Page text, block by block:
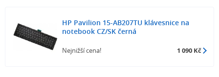
HP Pavilion 15-AB207TU klávesnice na
notebook CZ/SK černá
Nejnižší cena! 1 090 Kč